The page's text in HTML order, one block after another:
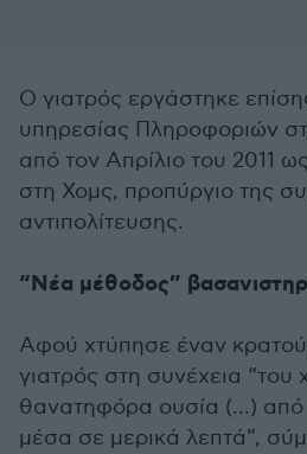
Ο γιατρός εργάστηκε
υπηρεσίας Πληροφοριών
από τον Απρίλιο του 2011
στη Χομς, προπύργιο της
αντιπολίτευσης.
“Νέα μέθοδος”
Αφού χτύπησε έναν
γιατρός στη συνέχεια
θανατηφόρα ουσία (…) από
μέσα σε μερικά λεπτά”,